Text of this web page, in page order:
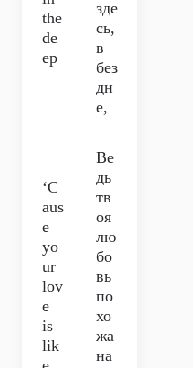
the
de
ep
зде
сь,
в
без
дн
е,
‘C
aus
e
yo
ur
lov
e
is
lik
Ве
дь
тв
оя
лю
бо
вь
по
хо
жа
на